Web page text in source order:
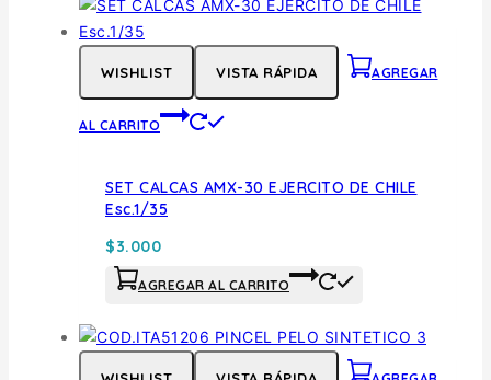
WISHLIST VISTA RÁPIDA AGREGAR
AL CARRITO
SET CALCAS AMX-30 EJERCITO DE CHILE
Esc.1/35
$3.000
AGREGAR AL CARRITO